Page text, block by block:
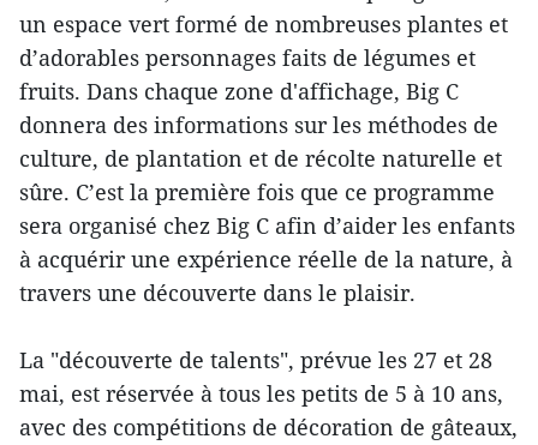
un espace vert formé de nombreuses plantes et
d’adorables personnages faits de légumes et
fruits. Dans chaque zone d'affichage, Big C
donnera des informations sur les méthodes de
culture, de plantation et de récolte naturelle et
sûre. C’est la première fois que ce programme
sera organisé chez Big C afin d’aider les enfants
à acquérir une expérience réelle de la nature, à
travers une découverte dans le plaisir.
La "découverte de talents", prévue les 27 et 28
mai, est réservée à tous les petits de 5 à 10 ans,
avec des compétitions de décoration de gâteaux,